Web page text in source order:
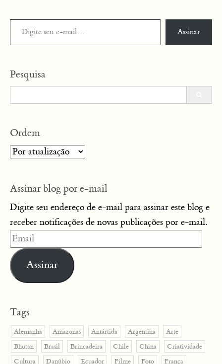
Digite seu e-mail…
Assinar
Pesquisa
for:
Ordem
Assinar blog por e-mail
Digite seu endereço de e-mail para assinar este blog e
receber notificações de novas publicações por e-mail.
Email
Assinar
Tags
Alemanha Amazonas Antártida Argentina
Arte
Bhutan
Brasil Brincadeira Chile China
Criatividade
Cultura
Danúbio Ecuador Filme Foto França